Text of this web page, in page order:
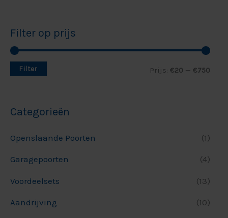
Filter op prijs
Filter Prijs: €20 — €750
Categorieën
Openslaande Poorten (1)
Garagepoorten (4)
Voordeelsets (13)
Aandrijving (10)